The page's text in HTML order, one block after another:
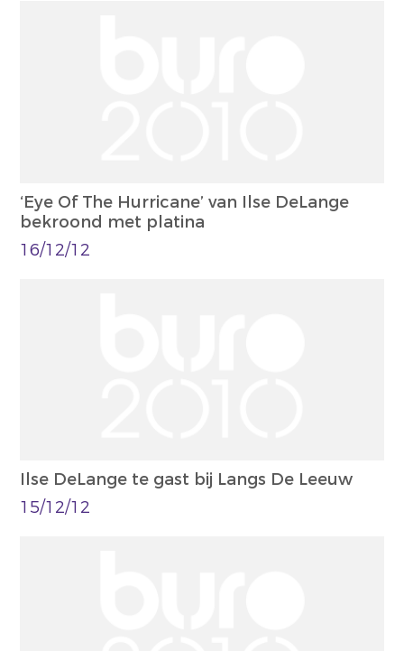
‘Eye Of The Hurricane’ van Ilse DeLange
bekroond met platina
16/12/12
Ilse DeLange te gast bij Langs De Leeuw
15/12/12